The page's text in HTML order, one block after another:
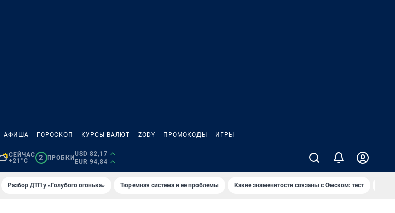
АФИША ГОРОСКОП КУРСЫ ВАЛЮТ ZODY ПРОМОКОДЫ ИГРЫ
СЕЙЧАС
+21°C
2 ПРОБКИ
USD 82,17
EUR 94,84
Разбор ДТП у «Голубого огонька» Тюремная система и ее проблемы Какие знаменитости связаны с Омском: тест